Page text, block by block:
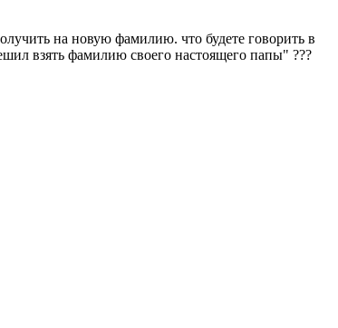
на новую фамилию. что будете говорить в
взять фамилию своего настоящего папы" ???